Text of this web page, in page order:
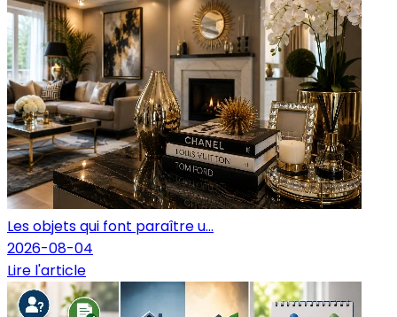
Les objets qui font paraître u...
2026-08-04
Lire l'article